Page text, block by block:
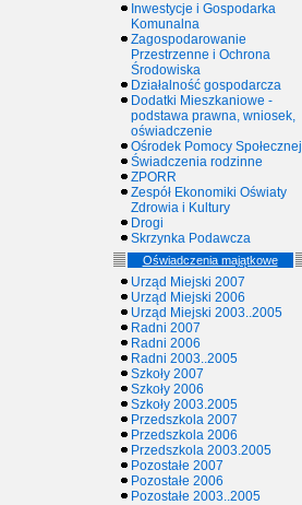
Inwestycje i Gospodarka
Komunalna
Zagospodarowanie
Przestrzenne i Ochrona
Środowiska
Działalność gospodarcza
Dodatki Mieszkaniowe -
podstawa prawna, wniosek,
oświadczenie
Ośrodek Pomocy Społecznej
Świadczenia rodzinne
ZPORR
Zespół Ekonomiki Oświaty
Zdrowia i Kultury
Drogi
Skrzynka Podawcza
Oświadczenia majątkowe
Urząd Miejski 2007
Urząd Miejski 2006
Urząd Miejski 2003..2005
Radni 2007
Radni 2006
Radni 2003..2005
Szkoły 2007
Szkoły 2006
Szkoły 2003.2005
Przedszkola 2007
Przedszkola 2006
Przedszkola 2003.2005
Pozostałe 2007
Pozostałe 2006
Pozostałe 2003..2005